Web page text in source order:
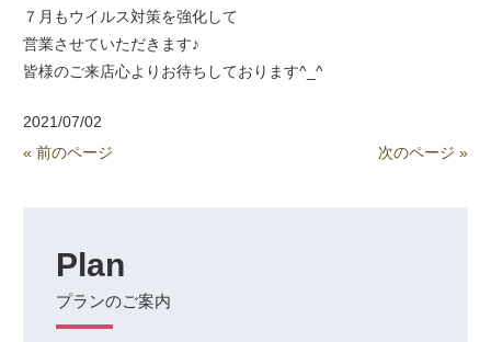
７月もウイルス対策を強化して
営業させていただきます♪
皆様のご来店心よりお待ちしております^_^
2021/07/02
« 前のページ
次のページ »
Plan
プランのご案内